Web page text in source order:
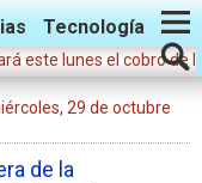
Tecnología
lunes el cobro de la
29 de octubre
de la